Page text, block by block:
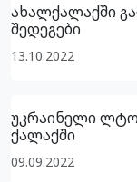
ახალქალაქში
შედეგები
13.10.2022
უკრაინელი
ქალაქში
09.09.2022